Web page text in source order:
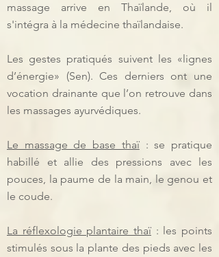
massage arrive en Thaïlande, où il
s'intégra à la médecine thaïlandaise.
Les gestes pratiqués suivent les «lignes
d’énergie» (Sen). Ces derniers ont une
vocation drainante que l’on retrouve dans
les massages ayurvédiques.
Le massage de base thaï: se pratique
habillé et allie des pressions avec les
pouces, la paume de la main, le genou et
le coude.
La réflexologie plantaire thaï : les points
stimulés sous la plante des pieds avec les